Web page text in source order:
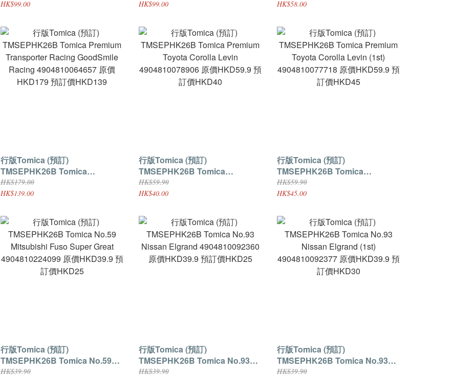
4904810081609 原價HKD139 預
HK$99.00
4904810081593 原價HKD139 預
HK$99.00
Nissan GT-R R32
訂價HKD58
HK$58.00
行版Tomica (預訂)
TMSEPHK26B Tomica
Premium Transporter Racing
GoodSmile Racing
訂價HKD139
HK$179.00
HK$139.00
行版Tomica (預訂)
TMSEPHK26B Tomica
Premium Toyota Corolla Levin
4904810078906 原價HKD59.9 預
HK$59.90
HK$40.00
行版Tomica (預訂)
TMSEPHK26B Tomica
Premium Toyota Corolla Levin
(1st) 4904810077718 原價
HK$59.90
HK$45.00
行版Tomica (預訂)
TMSEPHK26B Tomica No.59
Mitsubishi Fuso Super Great
HK$39.90
行版Tomica (預訂)
TMSEPHK26B Tomica No.93
Nissan Elgrand 4904810092360
HK$39.90
行版Tomica (預訂)
TMSEPHK26B Tomica No.93
Nissan Elgrand (1st)
HK$39.90